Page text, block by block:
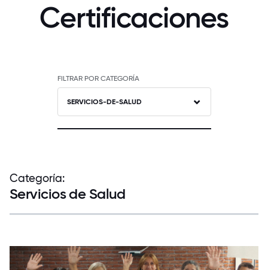
Certificaciones
FILTRAR POR CATEGORÍA
SERVICIOS-DE-SALUD
Categoría:
Servicios de Salud